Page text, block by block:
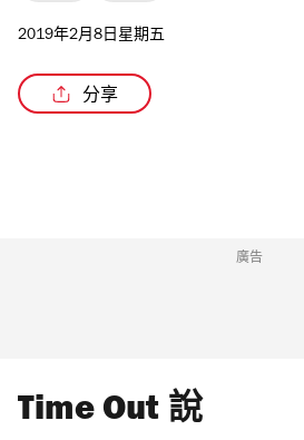
2019年2月8日星期五
分享
廣告
Time Out 說